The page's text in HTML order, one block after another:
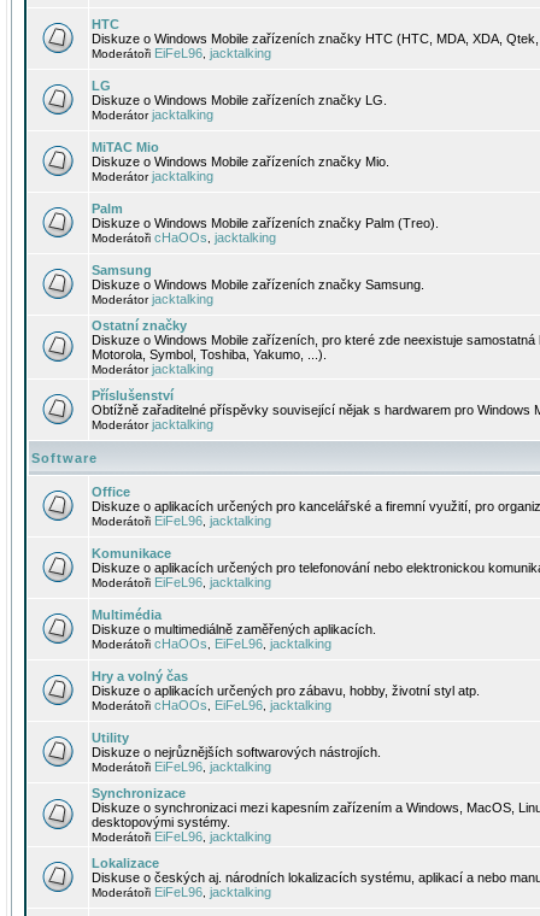
HTC
Diskuze o Windows Mobile zařízeních značky HTC (HTC, MDA, XDA,
Moderátoři EiFeL96 jacktalking
LG
Diskuze o Windows Mobile zařízeních značky LG.
Moderátorjacktalking
MiTAC Mio
Diskuze o Windows Mobile zařízeních značky Mio.
Moderátorjacktalking
Palm
Diskuze o Windows Mobile zařízeních značky Palm (Treo).
Moderátoři cHaOOs jacktalking
Samsung
Diskuze o Windows Mobile zařízeních značky Samsung.
Moderátorjacktalking
Ostatní značky
Diskuze o Windows Mobile zařízeních, pro které zde neexistuje
Motorola, Symbol, Toshiba, Yakumo, ...).
Moderátorjacktalking
Příslušenství
Obtížně zařaditelné příspěvky související nějak s hardwarem pro Windows
Moderátorjacktalking
Software
Office
Diskuze o aplikacích určených pro kancelářské a firemní využití, pro
Moderátoři EiFeL96 jacktalking
Komunikace
Diskuze o aplikacích určených pro telefonování nebo elektronickou
Moderátoři EiFeL96 jacktalking
Multimédia
Diskuze o multimediálně zaměřených aplikacích.
Moderátoři cHaOOs EiFeL96 jacktalking
Hry a volný čas
Diskuze o aplikacích určených pro zábavu, hobby, životní styl atp.
Moderátoři cHaOOs EiFeL96 jacktalking
Utility
Diskuze o nejrůznějších softwarových nástrojích.
Moderátoři EiFeL96 jacktalking
Synchronizace
Diskuze o synchronizaci mezi kapesním zařízením a Windows, MacOS,
desktopovými systémy.
Moderátoři EiFeL96 jacktalking
Lokalizace
Diskuse o českých aj. národních lokalizacích systému, aplikací a nebo
Moderátoři EiFeL96 jacktalking